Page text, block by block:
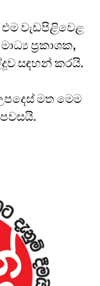
වැඩපිළිවෙළ
ප්‍රකාශක,
සඳහන් කරයි.
මත මෙම